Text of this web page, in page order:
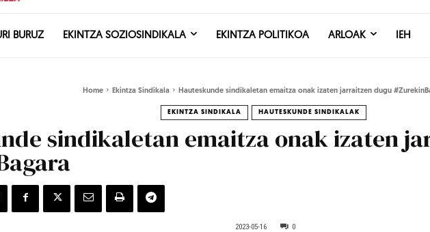
BURUZ EKINTZA SOZIOSINDIKALA EKINTZA POLITIKOA ARLOAK IEH
Home Ekintza Sindikala Hauteskunde sindikaletan emaitza onak izaten jarraitzen dugu
EKINTZA SINDIKALA HAUTESKUNDE SINDIKALAK
sindikaletan emaitza onak izaten
2023-05-16 0